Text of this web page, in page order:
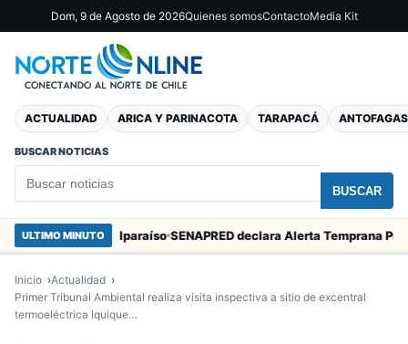
Dom, 9 de Agosto de 2026Quienes somosContactoMedia Kit
ACTUALIDAD ARICA Y PARINACOTA TARAPACÁ
BUSCAR NOTICIAS
BUSCAR
ULTIMO MINUTO
en Valparaíso
Inicio
Actualidad
Primer Tribunal Ambiental realiza visita inspectiva a sitio de excentral
termoeléctrica Iquique…